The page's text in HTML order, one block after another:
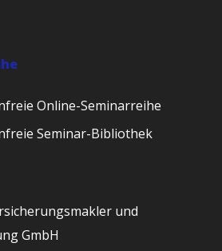
Online-Seminarreihe
Seminar-Bibliothek
und
GmbH